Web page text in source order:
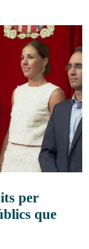
per
que